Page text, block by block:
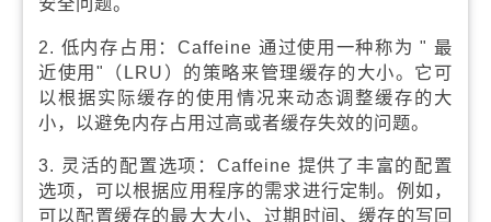
2. 低内存占用：Caffeine 通过使用一种称为 " 最
近使用"（LRU）的策略来管理缓存的大小。它可
以根据实际缓存的使用情况来动态调整缓存的大
小，以避免内存占用过高或者缓存失效的问题。
3. 灵活的配置选项：Caffeine 提供了丰富的配置
选项，可以根据应用程序的需求进行定制。例如，
可以配置缓存的最大大小、过期时间、缓存的写回